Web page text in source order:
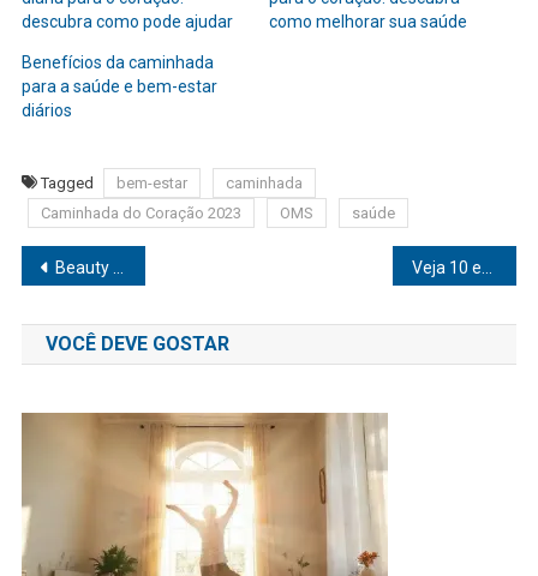
descubra como pode ajudar
como melhorar sua saúde
Benefícios da caminhada
para a saúde e bem-estar
diários
Tagged bem-estar
caminhada
Caminhada do Coração 2023
OMS saúde
Navegação
de
Post
Beauty Fair 2023: lançamentos, tendências e corredores cheios marcam primeiro dia da feira
VOCÊ DEVE GOSTAR